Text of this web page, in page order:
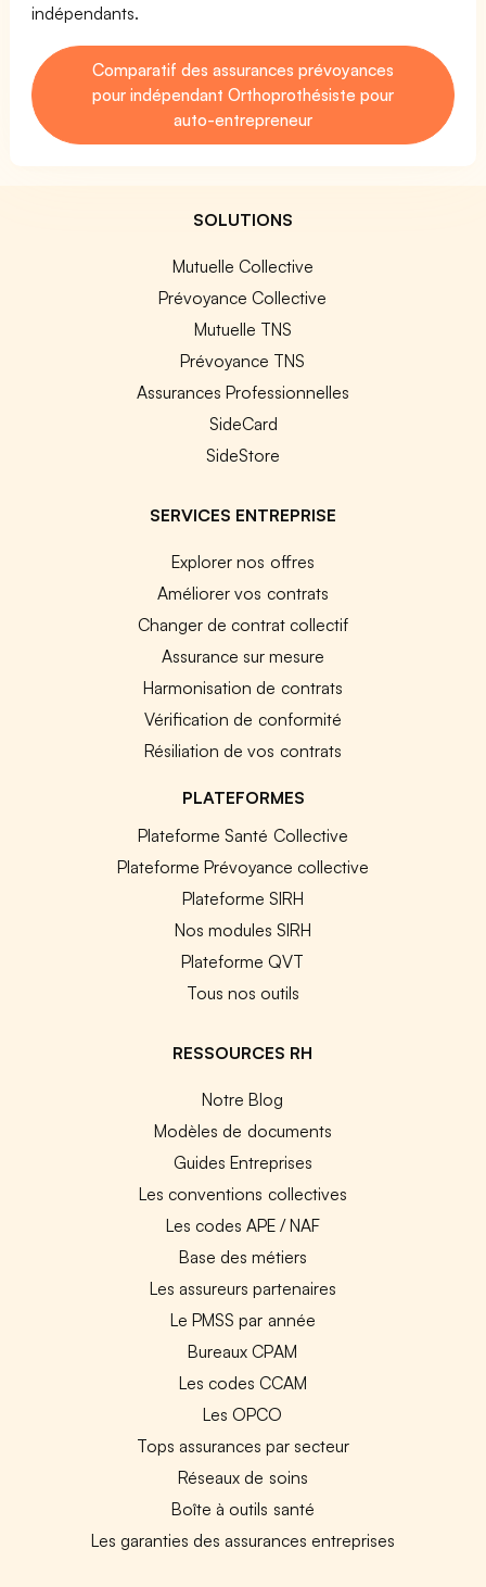
indépendants.
Comparatif des assurances prévoyances
pour indépendant Orthoprothésiste pour
auto-entrepreneur
SOLUTIONS
Mutuelle Collective
Prévoyance Collective
Mutuelle TNS
Prévoyance TNS
Assurances Professionnelles
SideCard
SideStore
SERVICES ENTREPRISE
Explorer nos offres
Améliorer vos contrats
Changer de contrat collectif
Assurance sur mesure
Harmonisation de contrats
Vérification de conformité
Résiliation de vos contrats
PLATEFORMES
Plateforme Santé Collective
Plateforme Prévoyance collective
Plateforme SIRH
Nos modules SIRH
Plateforme QVT
Tous nos outils
RESSOURCES RH
Notre Blog
Modèles de documents
Guides Entreprises
Les conventions collectives
Les codes APE / NAF
Base des métiers
Les assureurs partenaires
Le PMSS par année
Bureaux CPAM
Les codes CCAM
Les OPCO
Tops assurances par secteur
Réseaux de soins
Boîte à outils santé
Les garanties des assurances entreprises